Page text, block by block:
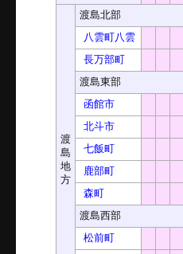
渡
島
地
方
渡島北部
八雲町八雲
長万部町
渡島東部
函館市
北斗市
七飯町
鹿部町
森町
渡島西部
松前町